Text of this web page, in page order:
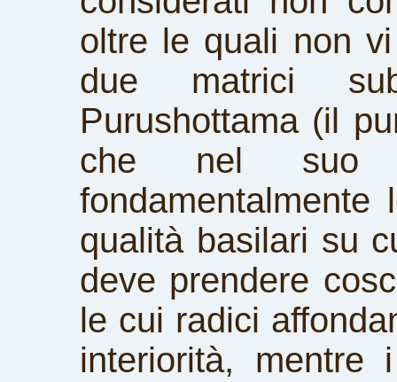
oltre le quali non
due matrici
Purushottama (il
che nel suo
qualità basilari su
deve prendere
le cui radici
interiorità,